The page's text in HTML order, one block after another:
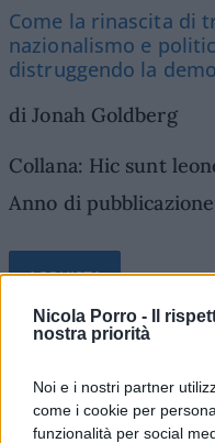
Nicola Porro -
Il
nostra priorità
Noi e i nostri partner
come i cookie per
funzionalità per social
Come la rinascita di
nazionalismo e
distruggendo la
di Jonah Goldberg
Collana: Hic sunt
Anno di
ACQUISTA
Fino a pochi secoli